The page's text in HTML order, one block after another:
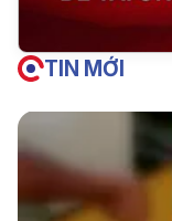
TIN MỚI